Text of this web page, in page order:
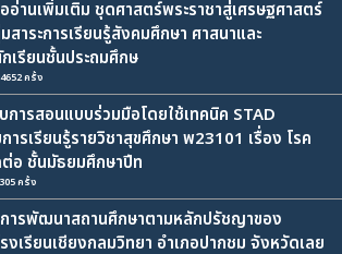
านเพิ่มเติม ชุดศาสตร์พระราชาสู่เศรษฐศาสตร์
สาระการเรียนรู้สังคมศึกษา ศาสนาและ
เรียนชั้นประถมศึกษ
ครั้ง
ารสอนแบบร่วมมือโดยใช้เทคนิค STAD
ารเรียนรู้รายวิชาสุขศึกษา พ23101 เรื่อง โรค
อ ชั้นมัธยมศึกษาปีท
ครั้ง
การพัฒนาสถานศึกษาตามหลักปรัชญาของ
งเรียนเชียงกลมวิทยา อำเภอปากชม จังหวัดเลย